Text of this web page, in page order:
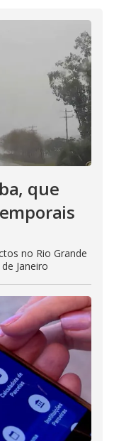
que
no Rio Grande
Janeiro